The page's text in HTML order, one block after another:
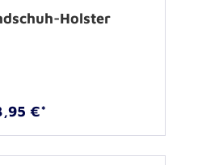
Holster
€*